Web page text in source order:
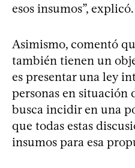
esos insumos”, explicó.
Asimismo, comentó
también tienen un
es presentar una ley
personas en situación
busca incidir en una
que todas estas
insumos para esa